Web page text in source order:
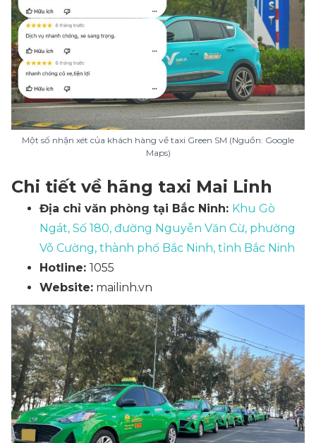
Một số nhận xét của khách hàng về taxi Green SM (Nguồn: Google
Maps)
Chi tiết về hãng taxi Mai Linh
Địa chỉ văn phòng tại Bắc Ninh: Khu Gò
Ngát, Số 180, đường Nguyễn Văn Cừ, phường
Võ Cường, thành phố Bắc Ninh, tỉnh Bắc Ninh
Hotline: 1055
Website: mailinh.vn